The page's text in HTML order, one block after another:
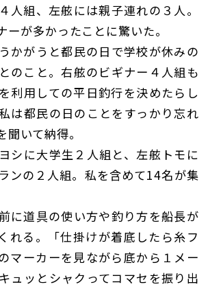
人組、左舷には親子連れの３人。
ーが多かったことに驚いた。
かがうと都民の日で学校が休みの
のこと。右舷のビギナー４人組も
利用しての平日釣行を決めたらし
は都民の日のことをすっかり忘れ
いて納得。
シに大学生２人組と、左舷トモに
ンの２人組。私を含めて14名が集
に道具の使い方や釣り方を船長が
れる。「仕掛けが着底したら糸フ
マーカーを見ながら底から１メー
ュッとシャクってコマセを振り出